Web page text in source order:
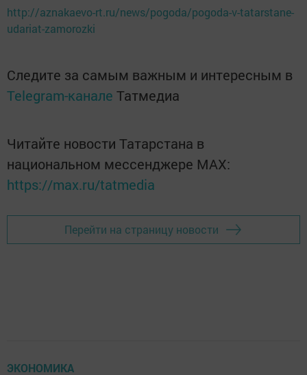
http://aznakaevo-rt.ru/news/pogoda/pogoda-v-tatarstane-
udariat-zamorozki
Следите за самым важным и интересным в
Telegram-канале Татмедиа
Читайте новости Татарстана в
национальном мессенджере MАХ:
https://max.ru/tatmedia
Перейти на страницу новости
ЭКОНОМИКА